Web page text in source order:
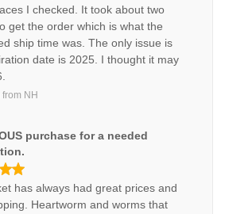
I checked. It took about two
get the order which is what the
ship time was. The only issue is
date is 2025. I thought it may
from NH
purchase for a needed
has always had great prices and
Heartworm and worms that